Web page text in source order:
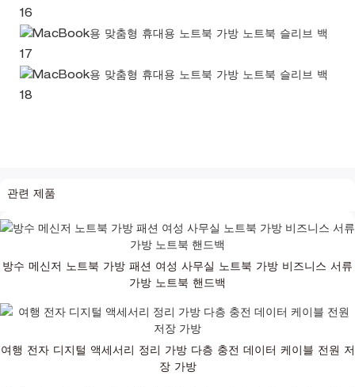
관련 제품
방수 메신저 노트북 가방 패션 여성 사무실 노트북 가방 비즈니스 서류
가방 노트북 핸드백
여행 전자 디지털 액세서리 정리 가방 다층 충전 데이터 케이블 전원 저
장 가방